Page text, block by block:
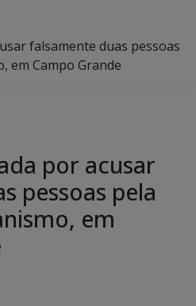
falsamente duas pessoas
em Campo Grande
por acusar
pessoas pela
em